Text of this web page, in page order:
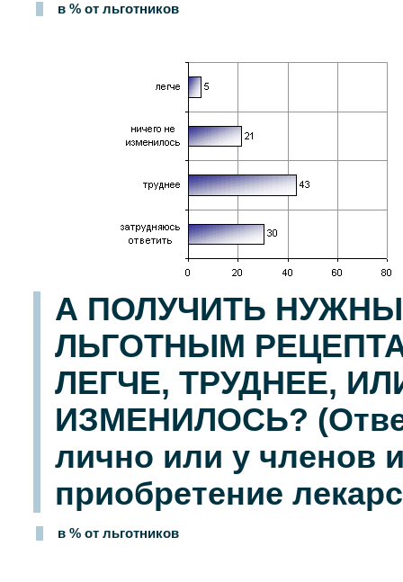
в % от льготников
А ПОЛУЧИТЬ
ЛЬГОТНЫМ
ЛЕГЧЕ, ТРУДНЕЕ,
ИЗМЕНИЛОСЬ?
лично или у членов
приобретение
в % от льготников